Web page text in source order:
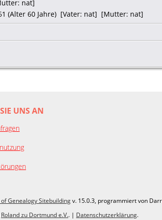
nat]
(Alter 60 Jahre) [Vater: nat] [Mutter: nat]
UNS AN
Genealogy Sitebuildingv. 15.0.3, programmiert von
Roland zu Dortmund e.V.. | Datenschutzerklärung.